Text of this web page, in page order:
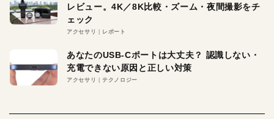
レビュー。4K／8K比較・ズーム・夜間撮影をチ
ェック
アクセサリ レポート
あなたのUSB-Cポートは大丈夫？ 認識しない・
充電できない原因と正しい対策
アクセサリ テクノロジー